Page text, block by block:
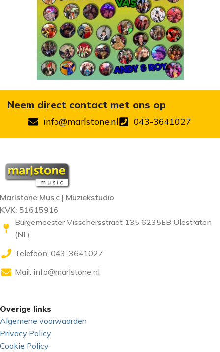
Neem direct contact met ons op
info@marlstone.nl 043-3641027
Marlstone Music | Muziekstudio
KVK: 51615916
Burgemeester Visschersstraat 135 6235EB Ulestraten
(NL)
Telefoon: 043-3641027
Mail: info@marlstone.nl
Overige links
Algemene voorwaarden
Privacy Policy
Cookie Policy